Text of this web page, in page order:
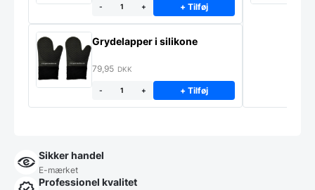
- + + Tilføj
Grydelapper i silikone
79,95 DKK
- + + Tilføj
Sikker handel
E-mærket
Professionel kvalitet